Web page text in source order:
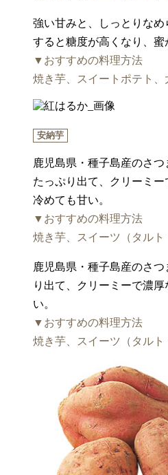
強い甘みと、しっとりな
すると糖度が高くなり、蜜
▼おすすめの料理方法
焼き芋、スイートポテト、
安納芋
鹿児島県・種子島産のさ
たっぷり出て、クリーミー
冷めても甘い。
▼おすすめの料理方法
焼き芋、スイーツ（タル
鹿児島県・種子島産のさ
り出て、クリーミーで濃
い。
▼おすすめの料理方法
焼き芋、スイーツ（タル